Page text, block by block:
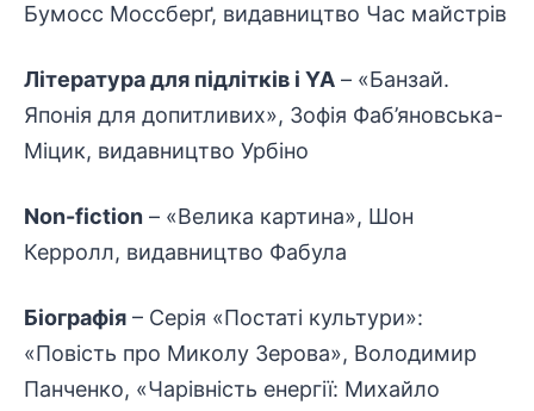
Бумосс Моссберґ, видавництво Час майстрів
Література для підлітків і YA – «Банзай.
Японія для допитливих», Зофія Фаб’яновська-
Міцик, видавництво Урбіно
Non-fiction – «Велика картина», Шон
Керролл, видавництво Фабула
Біографія – Серія «Постаті культури»:
«Повість про Миколу Зерова», Володимир
Панченко, «Чарівність енергії: Михайло